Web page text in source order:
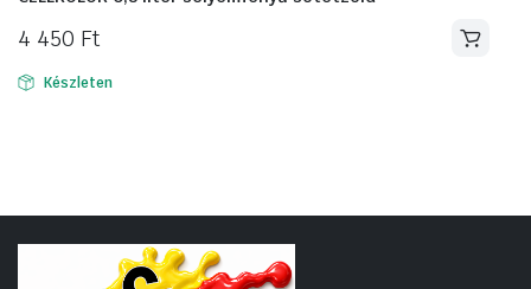
4 450 Ft
Készleten